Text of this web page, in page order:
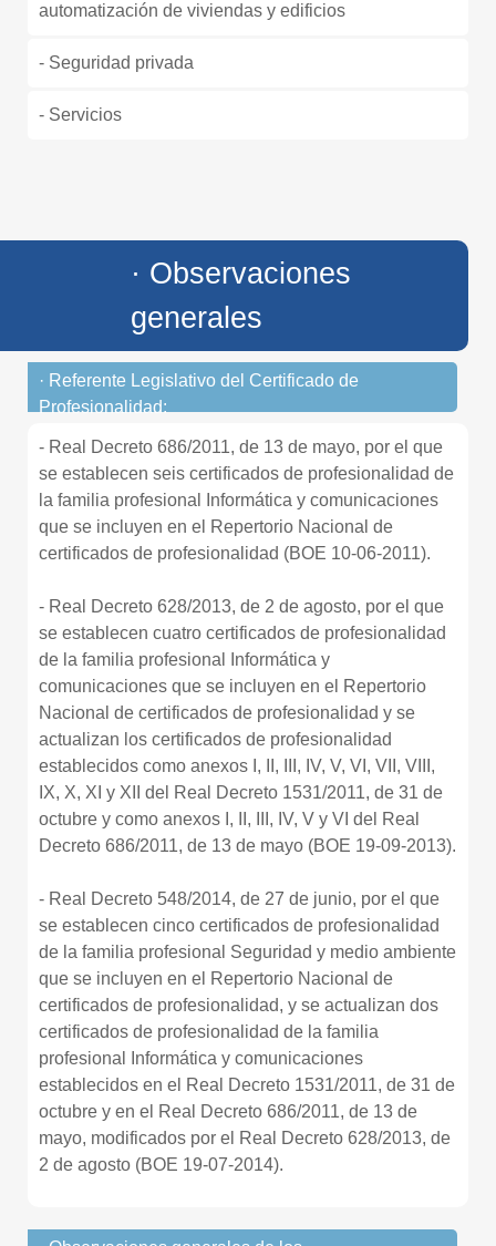
automatización de viviendas y edificios
- Seguridad privada
- Servicios
· Observaciones
generales
· Referente Legislativo del Certificado de
Profesionalidad:
- Real Decreto 686/2011, de 13 de mayo, por el que
se establecen seis certificados de profesionalidad de
la familia profesional Informática y comunicaciones
que se incluyen en el Repertorio Nacional de
certificados de profesionalidad (BOE 10-06-2011).
- Real Decreto 628/2013, de 2 de agosto, por el que
se establecen cuatro certificados de profesionalidad
de la familia profesional Informática y
comunicaciones que se incluyen en el Repertorio
Nacional de certificados de profesionalidad y se
actualizan los certificados de profesionalidad
establecidos como anexos I, II, III, IV, V, VI, VII, VIII,
IX, X, XI y XII del Real Decreto 1531/2011, de 31 de
octubre y como anexos I, II, III, IV, V y VI del Real
Decreto 686/2011, de 13 de mayo (BOE 19-09-2013).
- Real Decreto 548/2014, de 27 de junio, por el que
se establecen cinco certificados de profesionalidad
de la familia profesional Seguridad y medio ambiente
que se incluyen en el Repertorio Nacional de
certificados de profesionalidad, y se actualizan dos
certificados de profesionalidad de la familia
profesional Informática y comunicaciones
establecidos en el Real Decreto 1531/2011, de 31 de
octubre y en el Real Decreto 686/2011, de 13 de
mayo, modificados por el Real Decreto 628/2013, de
2 de agosto (BOE 19-07-2014).